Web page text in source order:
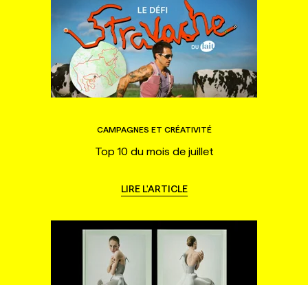
CAMPAGNES ET CRÉATIVITÉ
Top 10 du mois de juillet
LIRE L'ARTICLE